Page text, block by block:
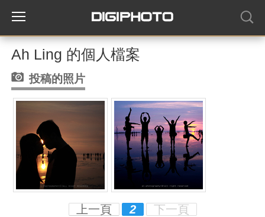
Ah Ling 的個人檔案
投稿的照片
上一頁 2 下一頁